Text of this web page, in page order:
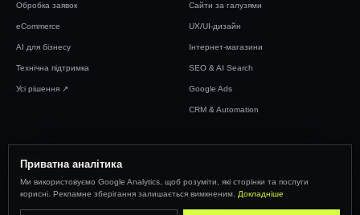
Обробка заявок
eCommerce
AI для бізнесу
Технічна підтримка
Усі рішення ↗︎
Сайти за галузями
UX/UI-дизайн
Інтернет-магазини
SEO & AI Search
Google Ads
CRM & Automation
WEBTOP
Кейси
Приватна аналітика
Ми використовуємо Google Analytics, щоб розуміти, які сторінки та послуги
корисні. Рекламне зберігання залишається вимкненим. Докладніше